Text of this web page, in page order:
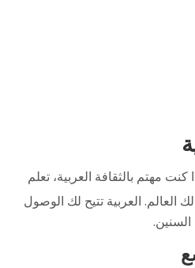
كنت مهتم بالثقافة العربية، تعلم
العالم. العربية تتيح لك الوصول
السنين.